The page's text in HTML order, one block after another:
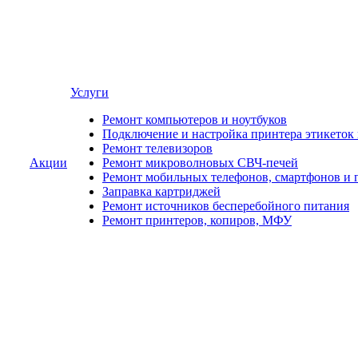
Акции
Услуги
Ремонт компьютеров и ноутбуков
Подключение и настройка принтера
Ремонт телевизоров
Ремонт микроволновых СВЧ-печей
Ремонт мобильных телефонов, смартфонов и
Заправка картриджей
Ремонт источников бесперебойного питания
Ремонт принтеров, копиров, МФУ